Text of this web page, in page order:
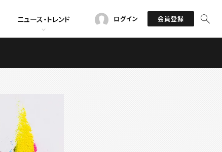
ニュース・トレンド ログイン 会員登録